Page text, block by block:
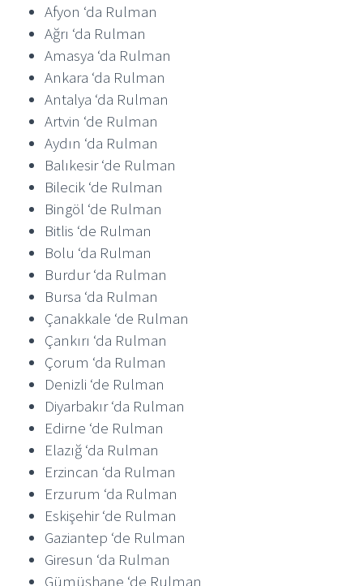
Afyon ‘da Rulman
Ağrı ‘da Rulman
Amasya ‘da Rulman
Ankara ‘da Rulman
Antalya ‘da Rulman
Artvin ‘de Rulman
Aydın ‘da Rulman
Balıkesir ‘de Rulman
Bilecik ‘de Rulman
Bingöl ‘de Rulman
Bitlis ‘de Rulman
Bolu ‘da Rulman
Burdur ‘da Rulman
Bursa ‘da Rulman
Çanakkale ‘de Rulman
Çankırı ‘da Rulman
Çorum ‘da Rulman
Denizli ‘de Rulman
Diyarbakır ‘da Rulman
Edirne ‘de Rulman
Elazığ ‘da Rulman
Erzincan ‘da Rulman
Erzurum ‘da Rulman
Eskişehir ‘de Rulman
Gaziantep ‘de Rulman
Giresun ‘da Rulman
Gümüşhane ‘de Rulman